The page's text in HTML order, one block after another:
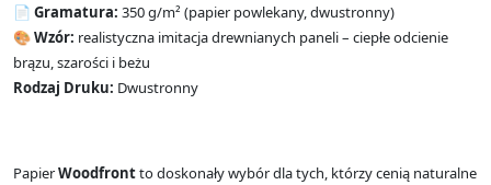
📄 Gramatura: 350 g/m² (papier powlekany, dwustronny)
🎨Wzór: realistyczna imitacja drewnianych paneli – ciepłe odcienie
brązu, szarości i beżu
Rodzaj Druku: Dwustronny
PapierWoodfrontto doskonały wybór dla tych, którzy cenią naturalne